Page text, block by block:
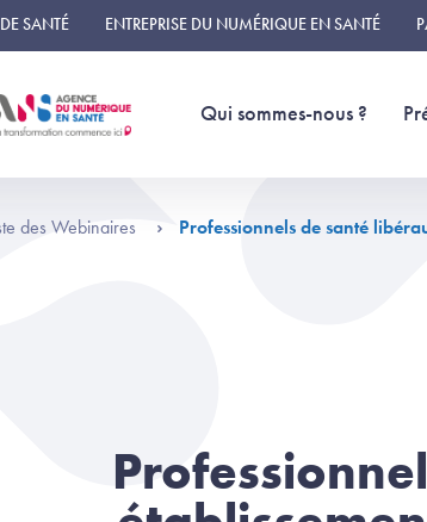
SANTÉ ENTREPRISE DU NUMÉRIQUE EN SANTÉ
Qui sommes-nous ?
des Webinaires Professionnels de santé